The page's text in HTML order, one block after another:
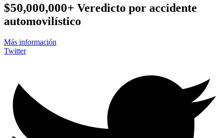
$50,000,000+ Veredicto por accidente
automovilístico
Más información
Twitter